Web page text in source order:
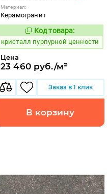
Материал:
Керамогранит
821992
Код товара:
кристалл пурпурной ценности
Цена
23 460 руб./м²
Заказ в 1 клик
В корзину